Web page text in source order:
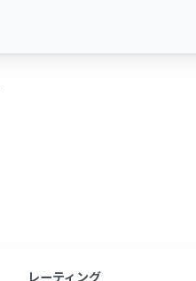
レーティング